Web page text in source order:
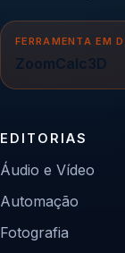
FERRAMENTA EM
ZoomCalc3D
EDITORIAS
Áudio e Vídeo
Automação
Fotografia